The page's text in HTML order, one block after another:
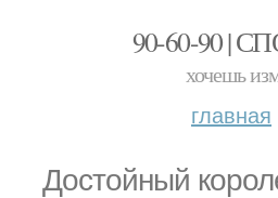
90-60-90 |
хочешь
главная
Достойный